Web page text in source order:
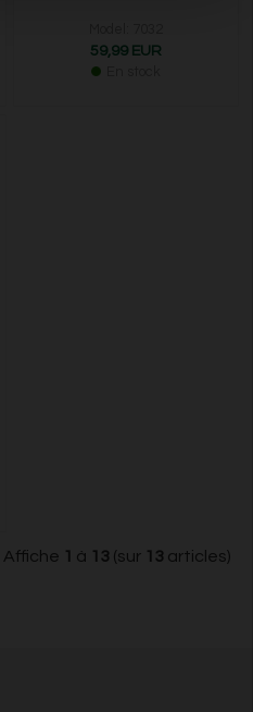
59,99 EUR
Affiche 1 à 13 (sur 13 articles)